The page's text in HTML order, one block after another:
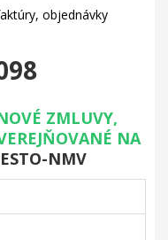
objednávky
ZMLUVY,
NA
NMV